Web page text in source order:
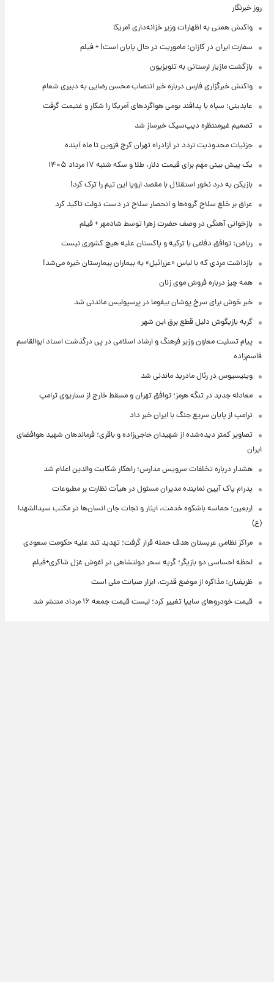
روز خبرنگار
واکنش همتی به اظهارات وزیر خزانه‌داری آمریکا
سفارت ایران در کازان: ماموریت در حال پایان است! + فیلم
بازگشت مازیار لرستانی به تلویزیون
واکنش خبرگزاری فارس درباره خبر انتصاب محسن رضایی به دبیری شعام
عابدینی: سپاه با پدافند بومی هواگردهای آمریکا را شکار و غنیمت گرفت
تصمیم غیرمنتظره دیپ‌سیک خبرساز شد
جزئیات محدودیت تردد در آزادراه تهران کرج قزوین تا ماه آینده
یک پیش ‌بینی مهم برای قیمت دلار، طلا و سکه شنبه ۱۷ مرداد ۱۴۰۵
بازیکن به درد نخور استقلال با مقصد اروپا این تیم را ترک کرد!
عراق بر خلع سلاح گروه‌ها و انحصار سلاح در دست دولت تاکید کرد
بازخوانی آهنگی در وصف حضرت زهرا توسط شادمهر + فیلم
ریاض: توافق دفاعی با ترکیه و پاکستان علیه هیچ کشوری نیست
بازداشت مردی که با لباس «عزرائیل» به بیماران بیمارستان خیره می‌شد!
همه چیز درباره فروش موی زنان
خبر خوش برای سرخ پوشان بیفوما در پرسپولیس ماندنی شد
گربه بازیگوش دلیل قطع برق این شهر
پیام تسلیت معاون وزیر فرهنگ و ارشاد اسلامی در پی درگذشت استاد ابوالقاسم
قاسم‌زاده
وینیسیوس در رئال مادرید ماندنی شد
معادله جدید در تنگه هرمز؛ توافق تهران و مسقط خارج از سناریوی ترامپ
ترامپ از پایان سریع جنگ با ایران خبر داد
تصاویر کمتر دیده‌شده از شهیدان حاجی‌زاده و باقری؛ فرماندهان شهید هوافضای
ایران
هشدار درباره تخلفات سرویس مدارس؛ راهکار شکایت والدین اعلام شد
پدرام پاک آیین نماینده مدیران مسئول در هیأت نظارت بر مطبوعات
اربعین؛ حماسه باشکوه خدمت، ایثار و نجات جان انسان‌ها در مکتب سیدالشهدا
(ع)
مراکز نظامی عربستان هدف حمله قرار گرفت؛ تهدید تند علیه حکومت سعودی
لحظه احساسی دو بازیگر؛ گریه سحر دولتشاهی در آغوش غزل شاکری+فیلم
ظریفیان: مذاکره از موضع قدرت، ابزار صیانت ملی است
قیمت خودروهای سایپا تغییر کرد؛ لیست قیمت جمعه ۱۶ مرداد منتشر شد